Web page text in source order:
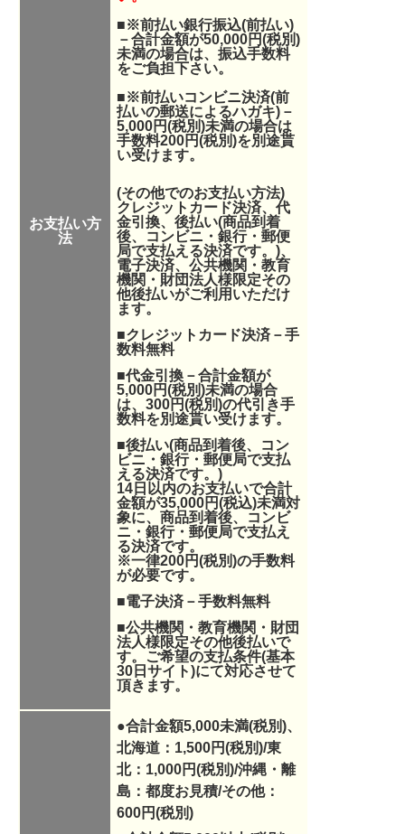
お支払い方
法
■※前払い銀行振込(前払い)
－合計金額が50,000円(税別)
未満の場合は、振込手数料
をご負担下さい。
■※前払いコンビニ決済(前
払いの郵送によるハガキ)－
5,000円(税別)未満の場合は
手数料200円(税別)を別途貰
い受けます。
(その他でのお支払い方法)
クレジットカード決済、代
金引換、後払い(商品到着
後、コンビニ・銀行・郵便
局で支払える決済です。 )、
電子決済、公共機関・教育
機関・財団法人様限定その
他後払いがご利用いただけ
ます。
■クレジットカード決済－手
数料無料
■代金引換－合計金額が
5,000円(税別)未満の場合
は、300円(税別)の代引き手
数料を別途貰い受けます。
■後払い(商品到着後、コン
ビニ・銀行・郵便局で支払
える決済です。)
14日以内のお支払いで合計
金額が35,000円(税込)未満対
象に、商品到着後、コンビ
ニ・銀行・郵便局で支払え
る決済です。
※一律200円(税別)の手数料
が必要です。
■電子決済－手数料無料
■公共機関・教育機関・財団
法人様限定その他後払いで
す。ご希望の支払条件(基本
30日サイト)にて対応させて
頂きます。
●合計金額5,000未満(税別)、
北海道：1,500円(税別)/東
北：1,000円(税別)/沖縄・離
島：都度お見積/その他：
600円(税別)